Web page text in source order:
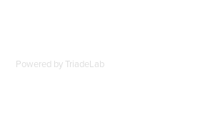
Powered by TriadeLab